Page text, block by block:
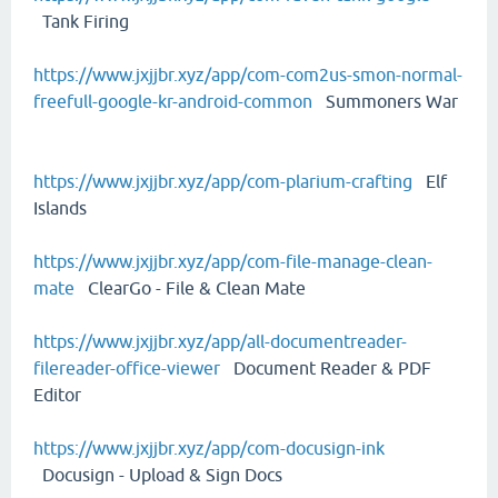
Tank Firing
https://www.jxjjbr.xyz/app/com-com2us-smon-normal-
freefull-google-kr-android-common Summoners War
https://www.jxjjbr.xyz/app/com-plarium-crafting Elf
Islands
https://www.jxjjbr.xyz/app/com-file-manage-clean-
mate ClearGo - File & Clean Mate
https://www.jxjjbr.xyz/app/all-documentreader-
filereader-office-viewer Document Reader & PDF
Editor
https://www.jxjjbr.xyz/app/com-docusign-ink
Docusign - Upload & Sign Docs